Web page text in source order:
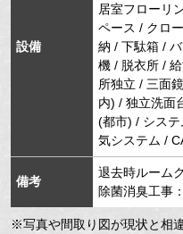
設備
居室フローリ
ペース / クロ
納 / 下駄箱 /
機 / 脱衣所 /
所独立 / 三面
内) / 独立洗面
(都市) / シス
気システム /
備考
退去時ルーム
除菌消臭工事
※写真や間取り図が現状と相